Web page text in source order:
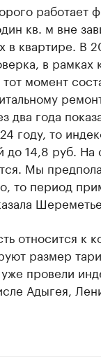
работает
кв. м вне
в квартире. В
в рамках
момент
два года
году, то
до 14,8 руб.
Мы
то период
относится к
размер
провели
Адыгея,